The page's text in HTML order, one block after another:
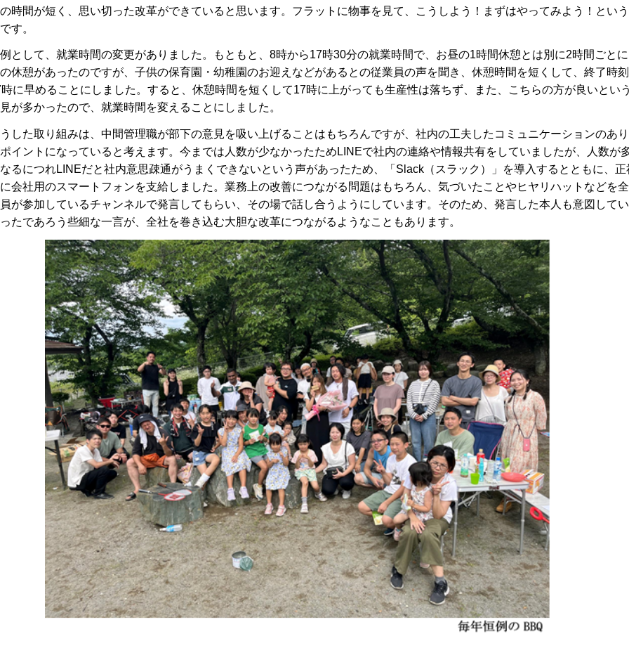
時間が短く、思い切った改革ができていると思います。フラットに物事を見て、こうしよう！まずはやってみよう！とい
す。
として、就業時間の変更がありました。もともと、8時から17時30分の就業時間で、お昼の1時間休憩とは別に2時間ごと
休憩があったのですが、子供の保育園・幼稚園のお迎えなどがあるとの従業員の声を聞き、休憩時間を短くして、終了時
に早めることにしました。すると、休憩時間を短くして17時に上がっても生産性は落ちず、また、こちらの方が良いとい
が多かったので、就業時間を変えることにしました。
した取り組みは、中間管理職が部下の意見を吸い上げることはもちろんですが、社内の工夫したコミュニケーションのあ
イントになっていると考えます。今までは人数が少なかったためLINEで社内の連絡や情報共有をしていましたが、人数が
るにつれLINEだと社内意思疎通がうまくできないという声があったため、「Slack（スラック）」を導入するとともに、正
会社用のスマートフォンを支給しました。業務上の改善につながる問題はもちろん、気づいたことやヒヤリハットなどを
が参加しているチャンネルで発言してもらい、その場で話し合うようにしています。そのため、発言した本人も意図して
たであろう些細な一言が、全社を巻き込む大胆な改革につながるようなこともあります。